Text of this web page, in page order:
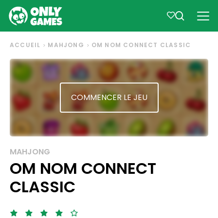
ACCUEIL MAHJONG OM NOM CONNECT CLASSIC
COMMENCER LE JEU
MAHJONG
OM NOM CONNECT
CLASSIC